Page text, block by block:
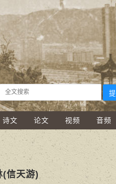
诗文 论文 视频 音频
(信天游)